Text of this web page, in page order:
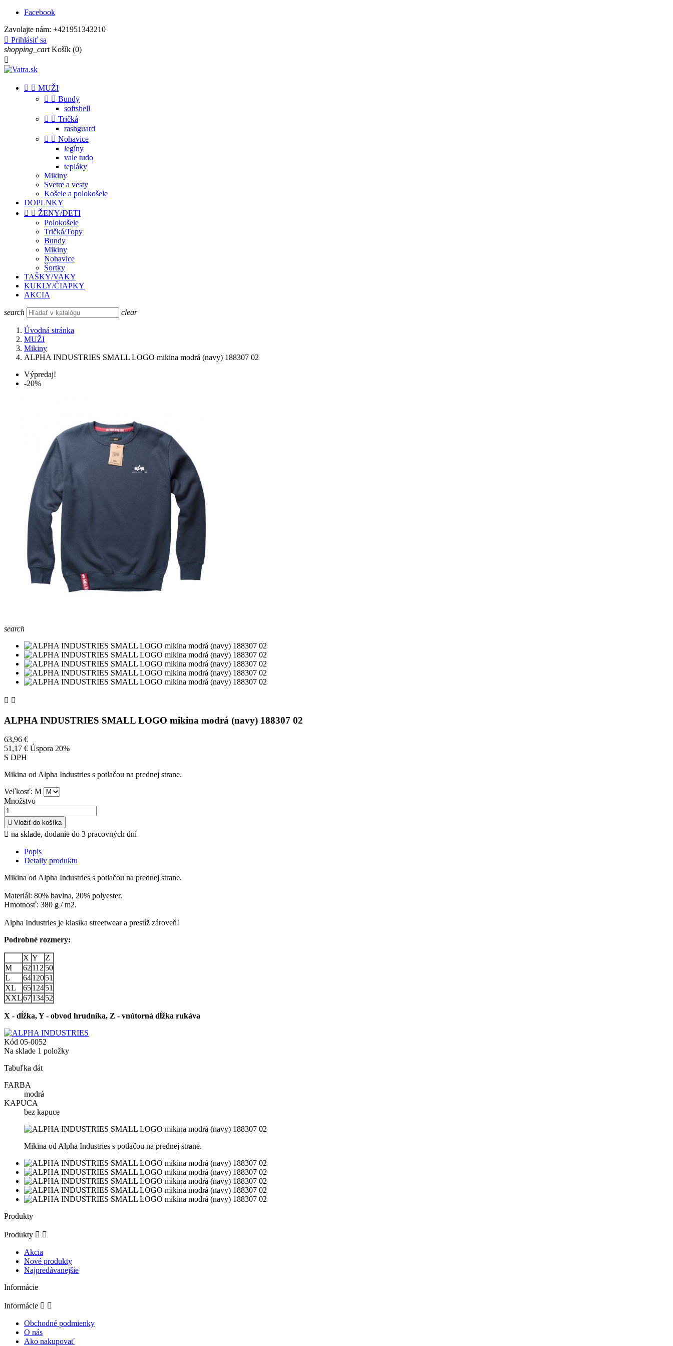
Facebook
Zavolajte nám: +421951343210
 Prihlásiť sa
shopping_cart Košík (0)

  MUŽI
  Bundy
softshell
  Tričká
rashguard
  Nohavice
legíny
vale tudo
tepláky
Mikiny
Svetre a vesty
Košele a polokošele
DOPLNKY
  ŽENY/DETI
Polokošele
Tričká/Topy
Bundy
Mikiny
Nohavice
Šortky
TAŠKY/VAKY
KUKLY/ČIAPKY
AKCIA
search clear
Úvodná stránka
MUŽI
Mikiny
ALPHA INDUSTRIES SMALL LOGO mikina modrá (navy) 188307 02
Výpredaj!
-20%
search
 
ALPHA INDUSTRIES SMALL LOGO mikina modrá (navy) 188307 02
63,96 €
51,17 € Úspora 20%
S DPH
Mikina od Alpha Industries s potlačou na prednej strane.
Veľkosť: M
Množstvo
 Vložiť do košíka
 na sklade, dodanie do 3 pracovných dní
Popis
Detaily produktu
Mikina od Alpha Industries s potlačou na prednej strane.
Materiál: 80% bavlna, 20% polyester.
Hmotnosť: 380 g / m2.
Alpha Industries je klasika streetwear a prestíž zároveň!
Podrobné rozmery:
X Y
Z
M
62112 50
L
6412051
XL
6512451
XXL6713452
X - dĺžka, Y - obvod hrudníka, Z - vnútorná dĺžka rukáva
Kód 05-0052
Na sklade 1 položky
Tabuľka dát
FARBA
modrá
KAPUCA
bez kapuce
Mikina od Alpha Industries s potlačou na prednej strane.
Produkty
Produkty  
Akcia
Nové produkty
Najpredávanejšie
Informácie
Informácie  
Obchodné podmienky
O nás
Ako nakupovať